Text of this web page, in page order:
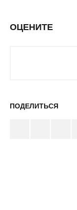
ОЦЕНИТЕ
ПОДЕЛИТЬСЯ